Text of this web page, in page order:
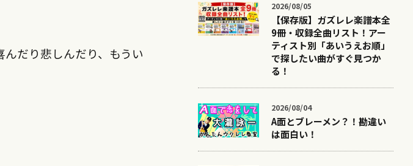
だり悲しんだり、もうい
2026/08/05
【保存版】ガズレレ楽譜本全
9冊・収録全曲リスト！アー
ティスト別「あいうえお順」
で探したい曲がすぐ見つか
る！
2026/08/04
A面とブレーメン？！勘違い
は面白い！